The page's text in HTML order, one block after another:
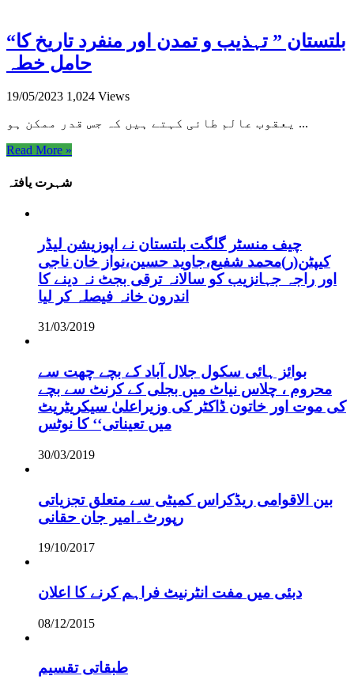
“بلتستان ” تہذیب و تمدن اور منفرد تاریخ کا
حامل خطہ
19/05/2023 1,024 Views
یعقوب عالم طائی کہتے ہیں کہ جس قدر ممکن ہو ...
Read More »
شہرت یافتہ
چیف منسٹر گلگت بلتستان نے اپوزیشن لیڈر
کیپٹن(ر)محمد شفیع،جاوید حسین،نواز خان ناجی
اور راجہ جہانزیب کو سالانہ ترقی بجٹ نہ دینے کا
اندرون خانہ فیصلہ کر لیا
31/03/2019
بوائز ہائی سکول جلال آباد کے بچے چھت سے
محروم ، چلاس نیاٹ میں بجلی کے کرنٹ سے بچے
کی موت اور خاتون ڈاکٹر کی وزیراعلیٰ سیکریٹریٹ
میں تعیناتی‘‘ کا نوٹس
30/03/2019
بین الاقوامی ریڈکراس کمیٹی سے متعلق تجزیاتی
رپورٹ۔امیر جان حقانی
19/10/2017
دبئی میں مفت انٹرنیٹ فراہم کرنے کا اعلان
08/12/2015
طبقاتی تقسیم